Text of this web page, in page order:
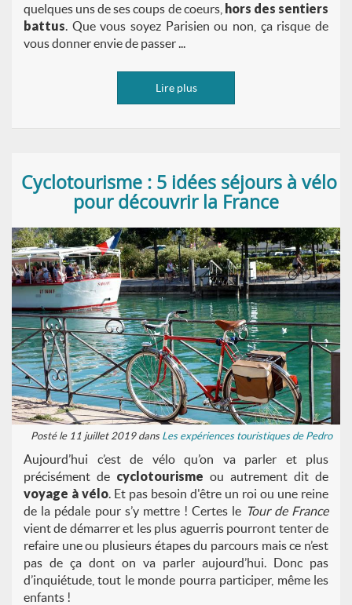
quelques uns de ses coups de coeurs, hors des sentiers
battus. Que vous soyez Parisien ou non, ça risque de
vous donner envie de passer ...
Lire plus
Cyclotourisme : 5 idées séjours à vélo
pour découvrir la France
Posté le 11 juillet 2019 dansLes expériences touristiques de Pedro
Aujourd’hui c’est de vélo qu’on va parler et plus
précisément de cyclotourisme ou autrement dit de
voyage à vélo. Et pas besoin d'être un roi ou une reine
de la pédale pour s’y mettre ! Certes le Tour de France
vient de démarrer et les plus aguerris pourront tenter de
refaire une ou plusieurs étapes du parcours mais ce n’est
pas de ça dont on va parler aujourd’hui. Donc pas
d’inquiétude, tout le monde pourra participer, même les
enfants !